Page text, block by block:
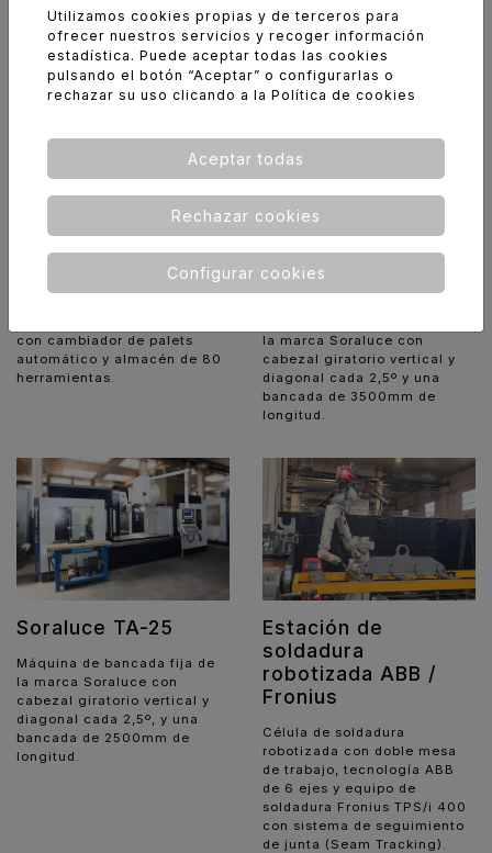
OTRAS MÁQUINAS
Axile G6
con cambiador de palets
automático y almacén de 80
herramientas.
Soraluce TL-35
la marca Soraluce con
cabezal giratorio vertical y
diagonal cada 2,5º y una
bancada de 3500mm de
longitud.
Soraluce TA-25
Máquina de bancada fija de
la marca Soraluce con
cabezal giratorio vertical y
diagonal cada 2,5º, y una
bancada de 2500mm de
longitud.
Estación de
soldadura
robotizada ABB /
Fronius
Célula de soldadura
robotizada con doble mesa
de trabajo, tecnología ABB
de 6 ejes y equipo de
soldadura Fronius TPS/i 400
con sistema de seguimiento
de junta (Seam Tracking).
Utilizamos cookies propias y de terceros para
ofrecer nuestros servicios y recoger información
estadística. Puede aceptar todas las cookies
pulsando el botón “Aceptar” o configurarlas o
rechazar su uso clicando a la Política de cookies
Aceptar todas
Rechazar cookies
Configurar cookies